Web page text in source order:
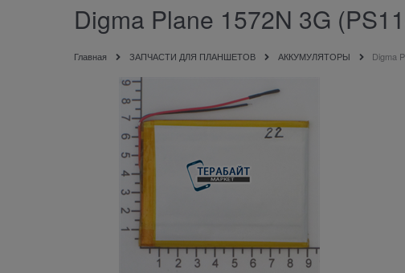
Digma Plane 1572N 3G
Главная ЗАПЧАСТИ ДЛЯ ПЛАНШЕТОВ АККУМУЛЯТОРЫ Digma